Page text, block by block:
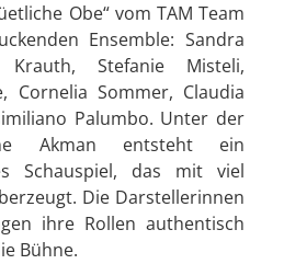
Obe“ vom TAM Team
Ensemble: Sandra
Krauth, Stefanie Misteli,
Cornelia Sommer, Claudia
Palumbo. Unter der
Akman entsteht ein
Schauspiel, das mit viel
Die Darstellerinnen
ihre Rollen authentisch
Bühne.